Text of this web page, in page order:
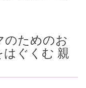
のためのお
はぐくむ 親